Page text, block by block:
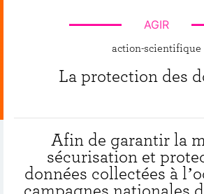
AGIR
action-scientifique
La protection des
Afin de garantir la
sécurisation et
données collectées à
campagnes nationales